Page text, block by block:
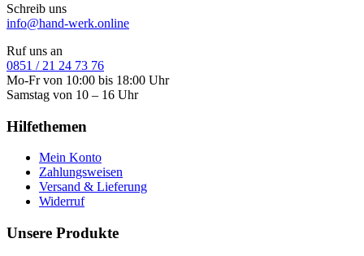
Schreib uns
info@hand-werk.online
Ruf uns an
0851 / 21 24 73 76
Mo-Fr von 10:00 bis 18:00 Uhr
Samstag von 10 – 16 Uhr
Hilfethemen
Mein Konto
Zahlungsweisen
Versand & Lieferung
Widerruf
Unsere Produkte